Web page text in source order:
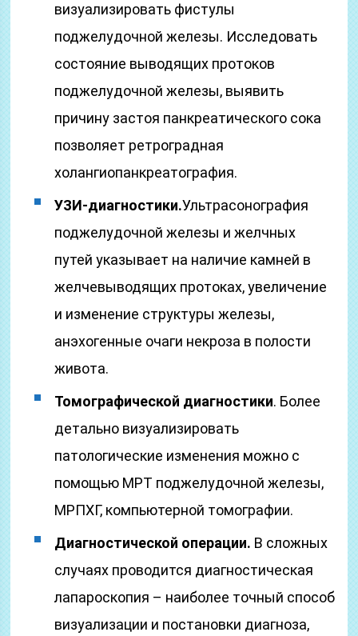
визуализировать фистулы
поджелудочной железы. Исследовать
состояние выводящих протоков
поджелудочной железы, выявить
причину застоя панкреатического сока
позволяет ретроградная
холангиопанкреатография.
УЗИ-диагностики.Ультрасонография
поджелудочной железы и желчных
путей указывает на наличие камней в
желчевыводящих протоках, увеличение
и изменение структуры железы,
анэхогенные очаги некроза в полости
живота.
Томографической диагностики. Более
детально визуализировать
патологические изменения можно с
помощью МРТ поджелудочной железы,
МРПХГ, компьютерной томографии.
Диагностической операции. В сложных
случаях проводится диагностическая
лапароскопия – наиболее точный способ
визуализации и постановки диагноза,